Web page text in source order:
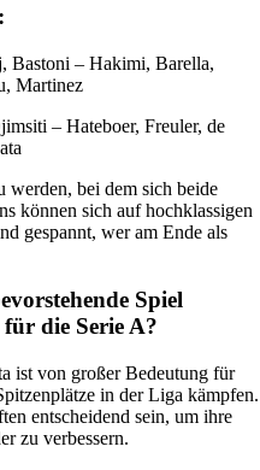
Bastoni – Hakimi, Barella,
Martinez
– Hateboer, Freuler, de
werden, bei dem sich beide
können sich auf hochklassigen
gespannt, wer am Ende als
Spiel
die Serie A?
ist von großer Bedeutung für
in der Liga kämpfen.
entscheidend sein, um ihre
zu verbessern.